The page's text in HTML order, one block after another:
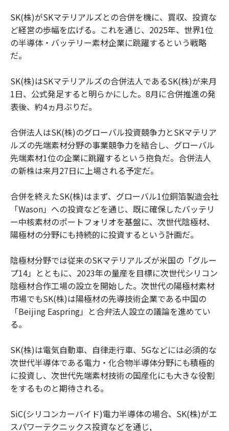
SK(株)がSKマテリアルズとの合併を機に、買収、投資な
ど経営の歩幅を広げる。これを通じ、2025年、世界1位
の半導体・バッテリー素材企業に跳躍するという戦略
だ。
SK(株)はSKマテリアルズの合併法人であるSK(株)が来月
1日、公式発足すると明らかにした。8月に合併推進の発
表後、約4ヵ月ぶりだ。
合併法人はSK(株)のグローバル投資競争力とSKマテリア
ルズの先端素材分野の事業競争力を結合し、グローバル
先端素材1位の企業に跳躍するという抱負だ。合併法人
の新株は来月27日に上場される予定だ。
合併を終えたSK(株)はまず、グローバル1位銅箔製造会社
「Wason」への投資などを通じ、既に確保したバッテリ
ー中核素材のポートフォリオを基盤に、次世代陰極材、
陽極材の分野にも持続的に投資するという計画だ。
陰極材分野では従来のSKマテリアルズが米国の「グルー
プ14」とともに、2023年の量産を目標に次世代シリコン
陰極材合作工場の設立を開始した。次世代の陽極材素材
市場でもSK(株)は陽極材の先導技術企業である中国の
「Beijing Easpring」と合弁法人設立の議論を進めてい
る。
SK(株)は電気自動車、自律走行車、5Gなどには必須的な
次世代半導体である電力・化合物半導体分野にも積極的
に投資し、次世代先端素材技術の国産化にも大きな役割
をするものと期待される。
SiC(シリコンカーバイド)電力半導体の場合、SK(株)がエ
スパワーテクニックス投資などを通じ,